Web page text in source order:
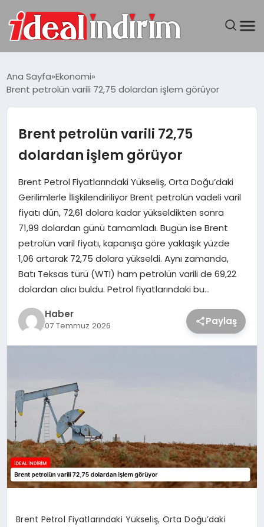
BILGISAYAR
DÜNYA
SEYAHAT
TEKNOLOJI
YAŞAM
Ana Sayfa Ekonomi
Brent petrolün varili 72,75 dolardan işlem görüyor
Brent petrolün varili 72,75
dolardan işlem görüyor
Brent Petrol Fiyatlarındaki Yükseliş, Orta Doğu’daki
Gerilimlerle İlişkilendiriliyor Brent petrolün vadeli varil
fiyatı dün, 72,61 dolara kadar yükseldikten sonra
71,99 dolardan günü tamamladı. Bugün ise Brent
petrolün varil fiyatı, kapanışa göre yaklaşık yüzde
1,06 artarak 72,75 dolara yükseldi. Aynı zamanda,
Batı Teksas türü (WTI) ham petrolün varili de 69,22
dolardan alıcı buldu. Petrol fiyatlarındaki bu…
Haber
07 Temmuz 2026 Paylaş
Brent Petrol Fiyatlarındaki Yükseliş, Orta Doğu’daki